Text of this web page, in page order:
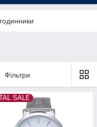
Фільтри
SALE